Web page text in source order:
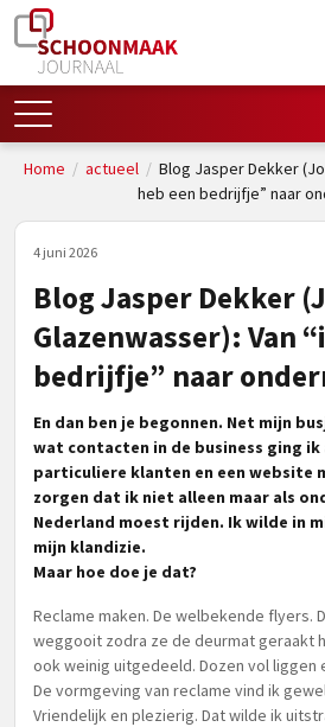
Home / actueel/ Blog Jasper Dekker
heb een bedrijfje” naar
4 juni 2026
Blog Jasper Dekker
Glazenwasser): Van
bedrijfje” naar
En dan ben je begonnen. Net mijn
wat contacten in de business ging ik
particuliere klanten en een website
zorgen dat ik niet alleen maar als
Nederland moest rijden. Ik wilde in
mijn klandizie.
Maar hoe doe je dat?
Reclame maken. De welbekende flyers.
weggooit zodra ze de deurmat geraakt
ook weinig uitgedeeld. Dozen vol liggen
De vormgeving van reclame vind ik
Vriendelijk en plezierig. Dat wilde ik